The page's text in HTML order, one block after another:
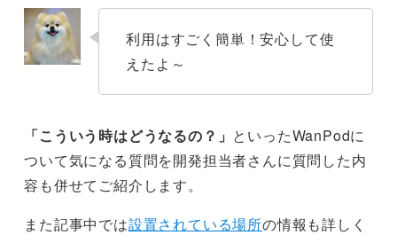
利用はすごく簡単！安心して使
えたよ～
「こういう時はどうなるの？」 といったWanPodに
ついて気になる質問を開発担当者さんに質問した内
容も併せてご紹介します。
また記事中では設置されている場所の情報も詳しく